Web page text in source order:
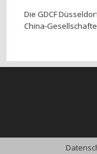
Die GDCF
China-